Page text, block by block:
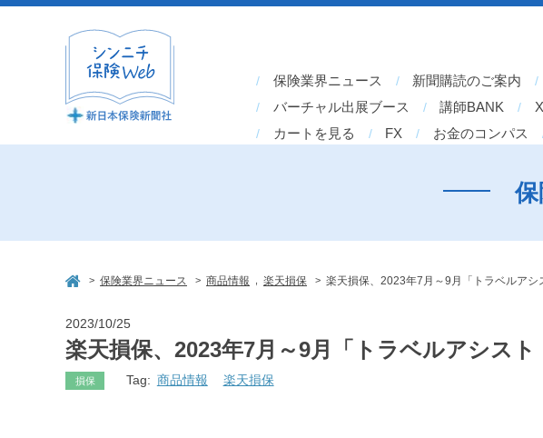
保険業界ニュース 新聞購読のご案内
バーチャル出展ブース
講師BANK X
カートを見る
FX お金のコンパス
> 保険業界ニュース > 商品情報 楽天損保 > 楽天損保、2023年7月～9月「トラベルア
2023/10/25
楽天損保、2023年7月～9月「トラベルアシス
損保 Tag: 商品情報 楽天損保